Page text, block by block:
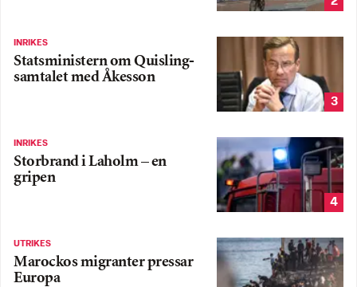
INRIKES
Statsministern om Quisling-
samtalet med Åkesson
3
INRIKES
Storbrand i Laholm – en
gripen
4
UTRIKES
Marockos migranter pressar
Europa